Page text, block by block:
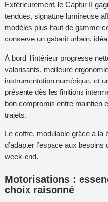
Extérieurement, le Captur II
tendues, signature lumineuse
modèles plus haut de gamme
conserve un gabarit urbain,
À bord, l’intérieur progresse
valorisants, meilleure
instrumentation numérique, et
présente dès les finitions
bon compromis entre maintien
trajets.
Le coffre, modulable grâce à la
d’adapter l’espace aux
week-end.
Motorisations :
choix raisonné